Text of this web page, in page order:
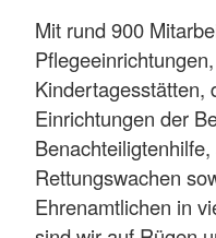
Mit rund 900
Kindertagesstätten,
Einrichtungen der
Rettungswachen
Ehrenamtlichen in